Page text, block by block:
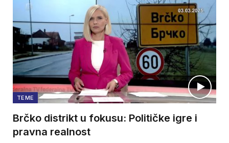
TEME
Brčko distrikt u fokusu: Političke igre i
pravna realnost